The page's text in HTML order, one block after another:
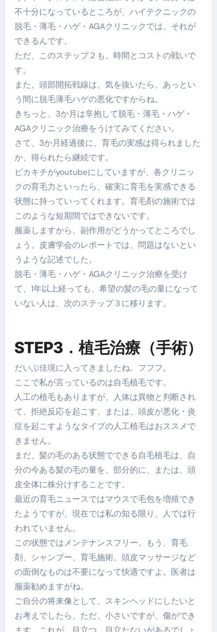
不十分になっているところが、ハイテクニックの
脱毛・薄毛・ハゲ・AGAクリニックでは、それが
できるんです。
ただ、このステップ２も、時間とコストの戦いで
す。
また、頭部開拓戦線は、気を抜いたら、あっとい
う間に脱毛薄毛ハゲの悪化ですからね。
きちっと、3か月は辛抱して脱毛・薄毛・ハゲ・
AGAクリニック治療をうけてみてください。
さて、3か月経過後に、育毛の実感は得られました
か、得られたら継続です。
ピカキチがyoutubeにしていますが、各クリニッ
クの育毛力といったら、確実に育毛を実感できる
状態に持っていってくれます。育毛剤の施術では
このような短期間ではできないです。
服薬しますから、副作用がどうかってところでし
ょう。皮膚学会のレポートでは、問題はないとい
うような記述でした。
脱毛・薄毛・ハゲ・AGAクリニック治療を受け
て、1年以上経っても、希望の髪の毛の量になって
いない人は、次のステップ３に移ります。
STEP3．植毛治療（手術）
だいぶ佳境に入ってきましたね。フフフ。
ここで私が言っているのは自毛植毛です。
人工の植毛もありますが、人体は異物と判断され
て、拒絶反応を起こす、または、頭皮が悪化・炎
症を起こすようなタイプの人工植毛はおススメで
きません。
まだ、髪の毛のある状態でできる自毛植毛は、自
分の今ある髪の毛の量を、部分的に、または、頭
皮全体に株分けすることです。
最近の育毛ニュースではマウスで毛包を増殖でき
たようですが、現在では私の知る限り、人では行
われていません。
この状態ではメンテナンスフリー。もう、育毛
剤、シャンプー、育毛施術、頭皮マッサージなど
の面倒なものは不要になって快適ですよ。医者は
服薬勧めますがね。
ご自分の将来像として、スキンヘッドにしたいと
お考えでしたら、ただ、小さいですが、傷ができ